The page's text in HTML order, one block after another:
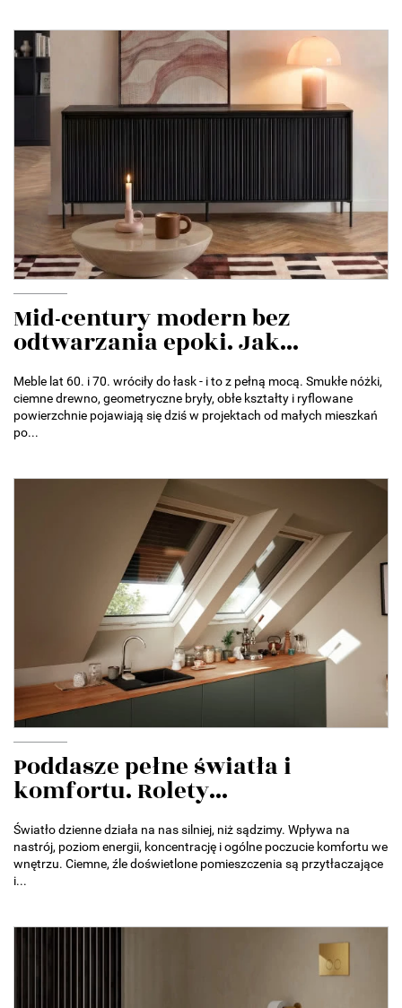
Mid-century modern bez
odtwarzania epoki. Jak...
Meble lat 60. i 70. wróciły do łask - i to z pełną mocą. Smukłe nóżki,
ciemne drewno, geometryczne bryły, obłe kształty i ryflowane
powierzchnie pojawiają się dziś w projektach od małych mieszkań
po...
Poddasze pełne światła i
komfortu. Rolety...
Światło dzienne działa na nas silniej, niż sądzimy. Wpływa na
nastrój, poziom energii, koncentrację i ogólne poczucie komfortu we
wnętrzu. Ciemne, źle doświetlone pomieszczenia są przytłaczające
i...